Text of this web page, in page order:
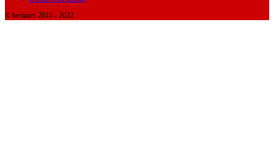
© beritairn 2018 - 2022